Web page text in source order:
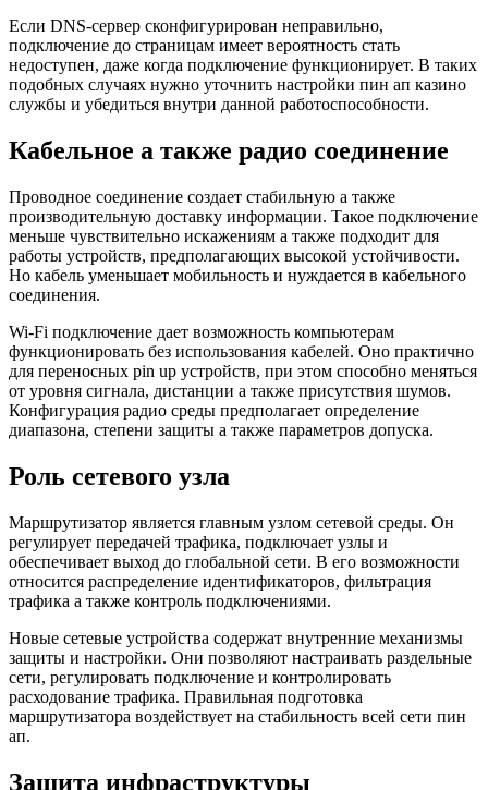
Если DNS-сервер сконфигурирован неправильно,
подключение до страницам имеет вероятность стать
недоступен, даже когда подключение функционирует. В таких
подобных случаях нужно уточнить настройки пин ап казино
службы и убедиться внутри данной работоспособности.
Кабельное а также радио соединение
Проводное соединение создает стабильную а также
производительную доставку информации. Такое подключение
меньше чувствительно искажениям а также подходит для
работы устройств, предполагающих высокой устойчивости.
Но кабель уменьшает мобильность и нуждается в кабельного
соединения.
Wi-Fi подключение дает возможность компьютерам
функционировать без использования кабелей. Оно практично
для переносных pin up устройств, при этом способно меняться
от уровня сигнала, дистанции а также присутствия шумов.
Конфигурация радио среды предполагает определение
диапазона, степени защиты а также параметров допуска.
Роль сетевого узла
Маршрутизатор является главным узлом сетевой среды. Он
регулирует передачей трафика, подключает узлы и
обеспечивает выход до глобальной сети. В его возможности
относится распределение идентификаторов, фильтрация
трафика а также контроль подключениями.
Новые сетевые устройства содержат внутренние механизмы
защиты и настройки. Они позволяют настраивать раздельные
сети, регулировать подключение и контролировать
расходование трафика. Правильная подготовка
маршрутизатора воздействует на стабильность всей сети пин
ап.
Защита инфраструктуры